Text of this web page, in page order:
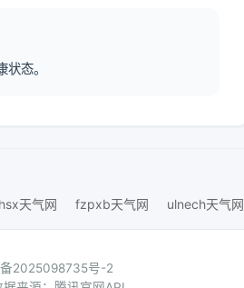
态。
天气网 fzpxb天气网 ulnech天气网
2025098735号-2